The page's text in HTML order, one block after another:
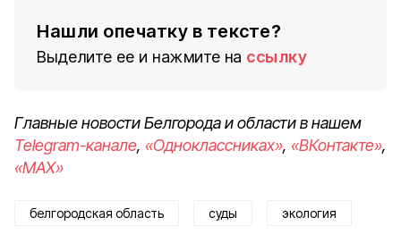
Нашли опечатку в тексте?
Выделите ее и нажмите на ссылку
Главные новости Белгорода и области в нашем
Telegram-канале, «Одноклассниках», «ВКонтакте»,
«MAX»
белгородская область суды экология